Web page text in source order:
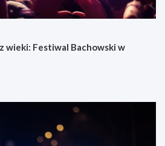
wieki: Festiwal Bachowski w